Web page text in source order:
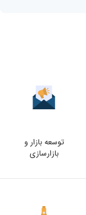
توسعه بازار و
بازارسازی